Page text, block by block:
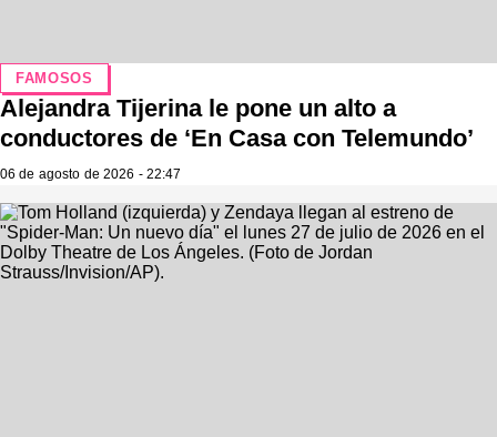
FAMOSOS
Alejandra Tijerina le pone un alto a
conductores de ‘En Casa con Telemundo’
06 de agosto de 2026 - 22:47